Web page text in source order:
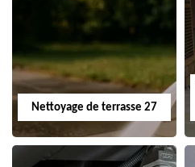
Nettoyage de terrasse 27